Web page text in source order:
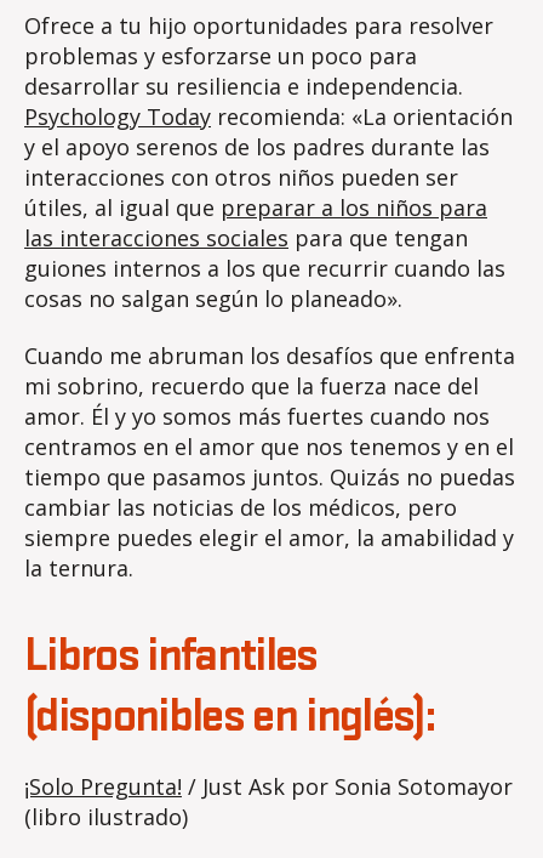
Ofrece a tu hijo oportunidades para resolver
problemas y esforzarse un poco para
desarrollar su resiliencia e independencia.
Psychology Today recomienda: «La orientación
y el apoyo serenos de los padres durante las
interacciones con otros niños pueden ser
útiles, al igual que preparar a los niños para
las interacciones sociales para que tengan
guiones internos a los que recurrir cuando las
cosas no salgan según lo planeado».
Cuando me abruman los desafíos que enfrenta
mi sobrino, recuerdo que la fuerza nace del
amor. Él y yo somos más fuertes cuando nos
centramos en el amor que nos tenemos y en el
tiempo que pasamos juntos. Quizás no puedas
cambiar las noticias de los médicos, pero
siempre puedes elegir el amor, la amabilidad y
la ternura.
Libros infantiles
(disponibles en inglés):
¡Solo Pregunta! / Just Ask por Sonia Sotomayor
(libro ilustrado)